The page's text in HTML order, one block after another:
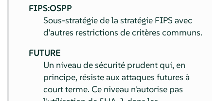
FIPS:OSPP
Sous-stratégie de la stratégie FIPS avec
d'autres restrictions de critères communs.
FUTURE
Un niveau de sécurité prudent qui, en
principe, résiste aux attaques futures à
court terme. Ce niveau n'autorise pas